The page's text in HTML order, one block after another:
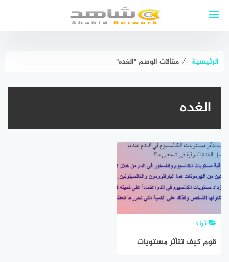
الرئيسية ⁄ مقالات الوسم "الغده"
الغده
ترند
قوم كيف تتأثر مستويات